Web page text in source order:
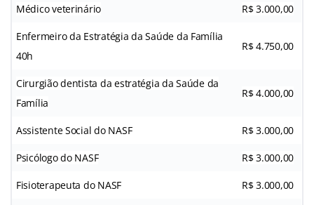
Médico veterinário R$ 3.000,00
Enfermeiro da Estratégia da Saúde da Família
40h
R$ 4.750,00
Cirurgião dentista da estratégia da Saúde da
Família
R$ 4.000,00
Assistente Social do NASF R$ 3.000,00
Psicólogo do NASF R$ 3.000,00
Fisioterapeuta do NASF R$ 3.000,00